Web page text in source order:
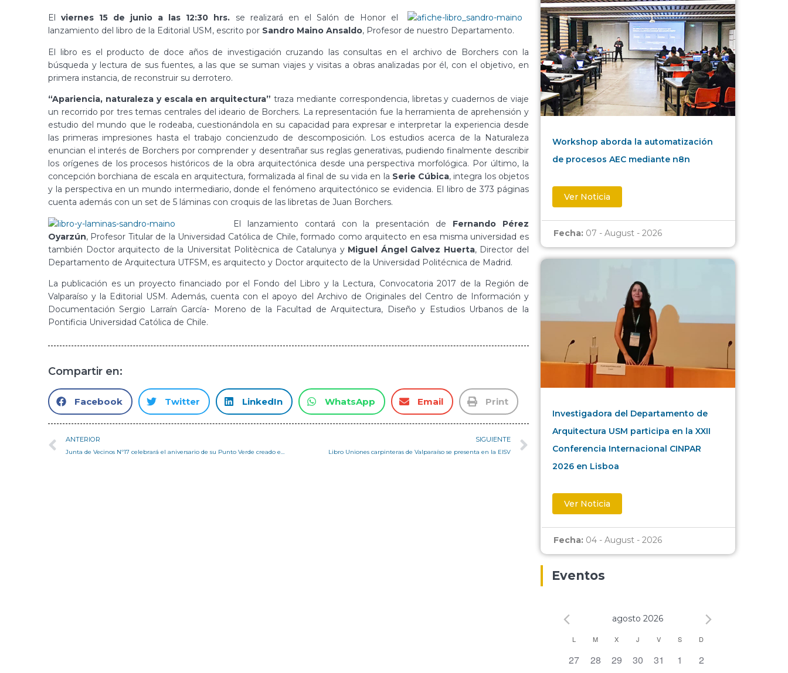
Elviernes 15 de junio a las 12:30 hrs. se realizará en el Salón de Honor el
lanzamiento del libro de la Editorial USM, escrito por Sandro Maino Ansaldo, Profesor de nuestro Departamento.
El libro es el producto de doce años de investigación cruzando las consultas en el archivo de Borchers con la
búsqueda y lectura de sus fuentes, a las que se suman viajes y visitas a obras analizadas por él, con el objetivo, en
primera instancia, de reconstruir su derrotero.
“Apariencia, naturaleza y escala en arquitectura” traza mediante correspondencia, libretas y cuadernos de viaje
un recorrido por tres temas centrales del ideario de Borchers. La representación fue la herramienta de aprehensión y
estudio del mundo que le rodeaba, cuestionándola en su capacidad para expresar e interpretar la experiencia desde
las primeras impresiones hasta el trabajo concienzudo de descomposición. Los estudios acerca de la Naturaleza
enuncian el interés de Borchers por comprender y desentrañar sus reglas generativas, pudiendo finalmente describir
los orígenes de los procesos históricos de la obra arquitectónica desde una perspectiva morfológica. Por último, la
concepción borchiana de escala en arquitectura, formalizada al final de su vida en la Serie Cúbica, integra los objetos
y la perspectiva en un mundo intermediario, donde el fenómeno arquitectónico se evidencia. El libro de 373 páginas
cuenta además con un set de 5 láminas con croquis de las libretas de Juan Borchers.
El lanzamiento contará con la presentación de Fernando Pérez
Oyarzún, Profesor Titular de la Universidad Católica de Chile, formado como arquitecto en esa misma universidad es
también Doctor arquitecto de la Universitat Politècnica de Catalunya y Miguel Ángel Galvez Huerta, Director del
Departamento de Arquitectura UTFSM, es arquitecto y Doctor arquitecto de la Universidad Politécnica de Madrid.
La publicación es un proyecto financiado por el Fondo del Libro y la Lectura, Convocatoria 2017 de la Región de
Valparaíso y la Editorial USM. Además, cuenta con el apoyo del Archivo de Originales del Centro de Información y
Documentación Sergio Larraín García- Moreno de la Facultad de Arquitectura, Diseño y Estudios Urbanos de la
Pontificia Universidad Católica de Chile.
Compartir en:
Facebook Twitter LinkedIn WhatsApp Email Print
ANTERIOR
Junta de Vecinos Nº17 celebrará el aniversario de su Punto Verde creado en conjunto con Reciclo Valparaíso
SIGUIENTE
Libro Uniones carpinteras de Valparaíso se presenta en la EISV
Workshop aborda la automatización
de procesos AEC mediante n8n
Ver Noticia
Fecha: 07 - August - 2026
Investigadora del Departamento de
Arquitectura USM participa en la XXII
Conferencia Internacional CINPAR
2026 en Lisboa
Ver Noticia
Fecha: 04 - August - 2026
Eventos
agosto 2026
Calendario
de
L M X J V S D
0 eventos,
27 0 eventos,
28 0 eventos,
29 0 eventos,
30 0 eventos,
31 0 eventos,
1 0 eventos,
2